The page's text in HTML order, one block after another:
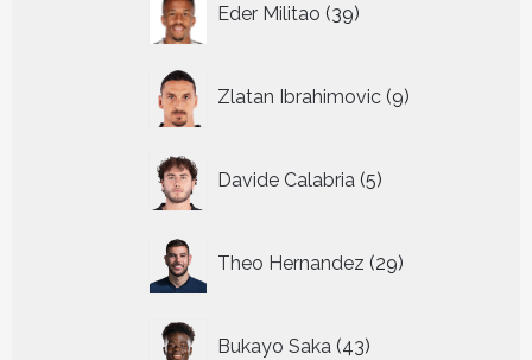
Eder Militao 39
producten
Zlatan Ibrahimovic 9
producten
Davide Calabria 5
producten
Theo Hernandez 29
producten
Bukayo Saka 43